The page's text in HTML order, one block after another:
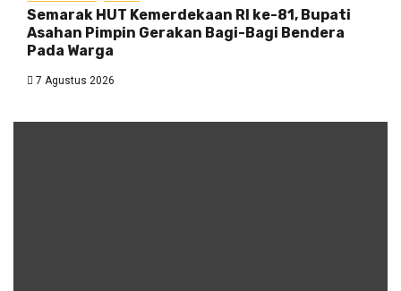
Semarak HUT Kemerdekaan RI ke-81, Bupati
Asahan Pimpin Gerakan Bagi-Bagi Bendera
Pada Warga
7 Agustus 2026